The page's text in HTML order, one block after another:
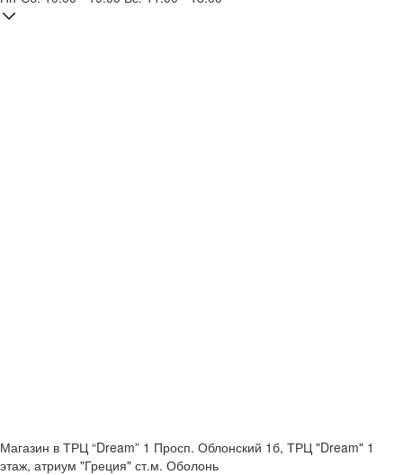
Магазин в ТРЦ “Dream” 1 Просп. Облонский 1б, ТРЦ "Dream" 1
этаж, атриум "Греция" ст.м. Оболонь